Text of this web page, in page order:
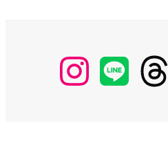
【Instagram】
MyKOBAKO
【LINE】